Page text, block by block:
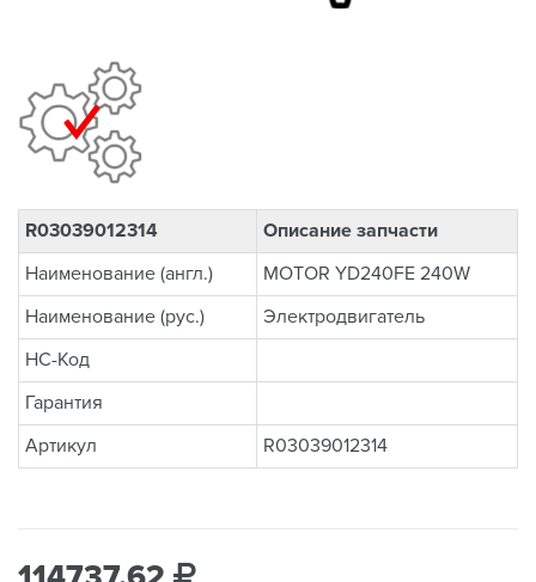
R03039012314
Описание запчасти
Наименование (англ.)
MOTOR YD240FE 240W
Наименование (рус.)
Электродвигатель
НС-Код
Гарантия
Артикул
R03039012314